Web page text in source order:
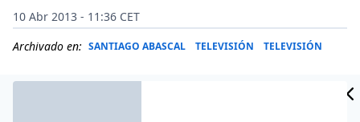
10 Abr 2013 - 11:36 CET
Archivado en: SANTIAGO ABASCAL TELEVISIÓN TELEVISIÓN